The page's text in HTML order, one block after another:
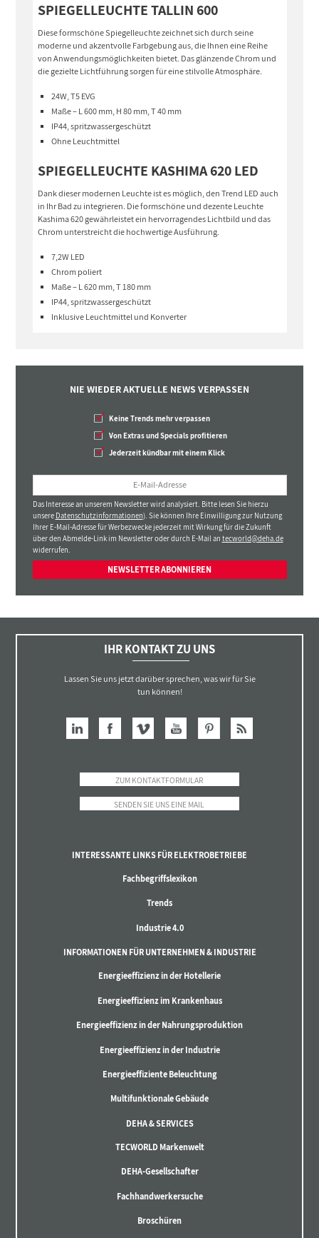
SPIEGELLEUCHTE TALLIN 600
Diese formschöne Spiegelleuchte zeichnet sich durch seine
moderne und akzentvolle Farbgebung aus, die Ihnen eine Reihe
von Anwendungsmöglichkeiten bietet. Das glänzende Chrom und
die gezielte Lichtführung sorgen für eine stilvolle Atmosphäre.
24W, T5 EVG
Maße – L 600 mm, H 80 mm, T 40 mm
IP44, spritzwassergeschützt
Ohne Leuchtmittel
SPIEGELLEUCHTE KASHIMA 620 LED
Dank dieser modernen Leuchte ist es möglich, den Trend LED auch
in Ihr Bad zu integrieren. Die formschöne und dezente Leuchte
Kashima 620 gewährleistet ein hervorragendes Lichtbild und das
Chrom unterstreicht die hochwertige Ausführung.
7,2W LED
Chrom poliert
Maße – L 620 mm, T 180 mm
IP44, spritzwassergeschützt
Inklusive Leuchtmittel und Konverter
NIE WIEDER AKTUELLE NEWS VERPASSEN
Keine Trends mehr verpassen
Von Extras und Specials profitieren
Jederzeit kündbar mit einem Klick
Das Interesse an unserem Newsletter wird analysiert. Bitte lesen Sie hierzu
unsere Datenschutzinformationen). Sie können Ihre Einwilligung zur Nutzung
Ihrer E-Mail-Adresse für Werbezwecke jederzeit mit Wirkung für die Zukunft
über den Abmelde-Link im Newsletter oder durch E-Mail an tecworld@deha.de
widerrufen.
NEWSLETTER ABONNIEREN
IHR KONTAKT ZU UNS
Lassen Sie uns jetzt darüber sprechen, was wir für Sie
tun können!
ZUM KONTAKTFORMULAR
SENDEN SIE UNS EINE MAIL
INTERESSANTE LINKS FÜR ELEKTROBETRIEBE
Fachbegriffslexikon
Trends
Industrie 4.0
INFORMATIONEN FÜR UNTERNEHMEN & INDUSTRIE
Energieeffizienz in der Hotellerie
Energieeffizienz im Krankenhaus
Energieeffizienz in der Nahrungsproduktion
Energieeffizienz in der Industrie
Energieeffiziente Beleuchtung
Multifunktionale Gebäude
DEHA & SERVICES
TECWORLD Markenwelt
DEHA-Gesellschafter
Fachhandwerkersuche
Broschüren